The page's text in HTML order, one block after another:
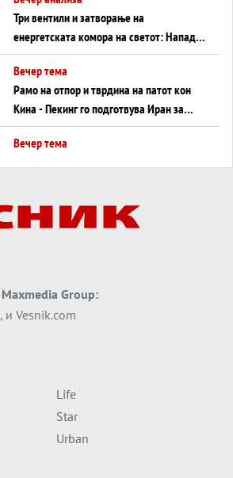
Три вентили и затворање на
енергетската комора на светот: Нападот
во Суец најавува глобален енергетски
инфаркт?
Вечер тема
Рамо на отпор и тврдина на патот кон
Кина - Пекинг го подготвува Иран за
американска копнена инвазија
Вечер тема
Вечер тема
Трамп тврди дека повторно „разговара“
Вечер тема
ДЛАБОКО УДОЛУ: Сметководствените
трикови што го соборија ЕНРОН ги
Вечер тема
Maxmedia Group:
, и Vesnik.com
Life
Star
Urban